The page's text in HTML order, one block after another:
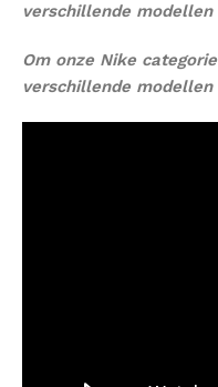
verschillende modellen
Om onze Nike
verschillende modellen